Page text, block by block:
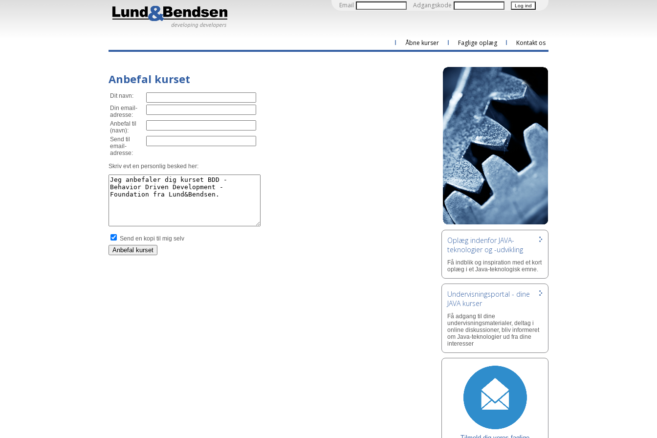
Email Adgangskode
Åbne kurser Faglige oplæg Kontakt os
Anbefal kurset
Oplæg indenfor JAVA-
teknologier og -udvikling
Få indblik og inspiration med et kort
oplæg i et Java-teknologisk emne.
Undervisningsportal - dine
JAVA kurser
Få adgang til dine
undervisningsmaterialer, deltag i
online diskussioner, bliv informeret
om Java-teknologier ud fra dine
interesser
Dit navn:
Din email-
adresse:
Anbefal til
(navn):
Send til
email-
adresse:
Skriv evt en personlig besked her:
Send en kopi til mig selv